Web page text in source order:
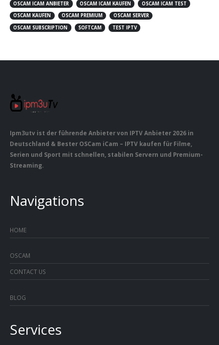
OSCAM ICAM ANBIETER
OSCAM ICAM KAUFEN
OSCAM ICAM TEST
OSCAM KAUFEN
OSCAM PREMIUM
OSCAM SERVER
OSCAM SUBSCRIPTION
SOFTCAM TEST IPTV
Ipm3utv ist der führende Anbieter von IPTV Anbieter 2026 in
Deutschland & Bester OSCam iCam – IPTV kaufen für Filme,
Serien und Sport mit schnellen, stabilen Servern und Premium-
Streaming.
Navigations
HOME
OSCAM
CONTACT US
BLOG
Services